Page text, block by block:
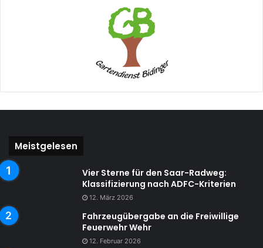
Meistgelesen
Vier Sterne für den Saar-Radweg:
Klassifizierung nach ADFC-Kriterien
12. März 2026
Fahrzeugübergabe an die Freiwillige
Feuerwehr Wehr
12. Februar 2026